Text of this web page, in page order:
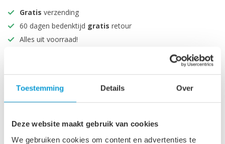
Toestemming Details Over
Deze website maakt gebruik van cookies
We gebruiken cookies om content en advertenties te
Gratis verzending
60 dagen bedenktijd gratis retour
Alles uit voorraad!
Productomschrijving